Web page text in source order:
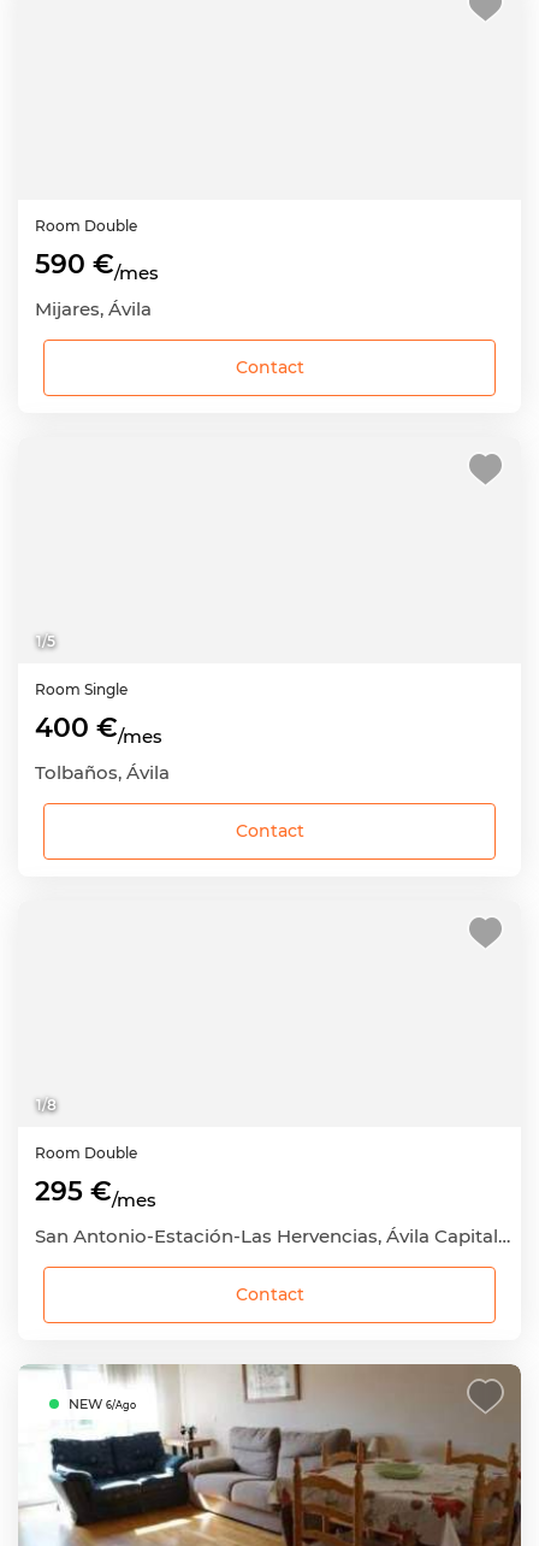
Room Double
590 €/mes
Mijares, Ávila
Contact
1/5
Room Single
400 €/mes
Tolbaños, Ávila
Contact
1/8
Room Double
295 €/mes
San Antonio-Estación-Las Hervencias, Ávila Capital, Ávila
Contact
NEW 6/Ago